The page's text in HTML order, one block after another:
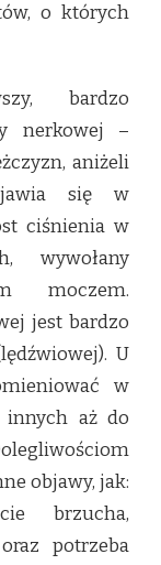
o których
bardzo
nerkowej –
aniżeli
się w
ciśnienia w
wywołany
moczem.
jest bardzo
U
w
aż do
objawy, jak:
brzucha,
potrzeba